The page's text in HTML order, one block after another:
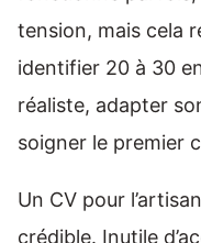
tension, mais cela
identifier 20 à 30
réaliste, adapter
soigner le premier
Un CV pour
crédible. Inutile